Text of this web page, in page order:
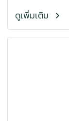
ดูเพิ่มเติม